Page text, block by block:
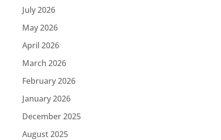
July 2026
May 2026
April 2026
March 2026
February 2026
January 2026
December 2025
August 2025